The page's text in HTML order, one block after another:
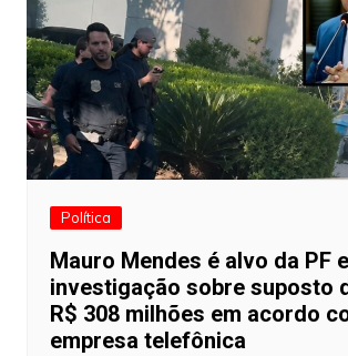
Política
Mauro Mendes é alvo da PF
investigação sobre suposto
R$ 308 milhões em acordo
empresa telefônica